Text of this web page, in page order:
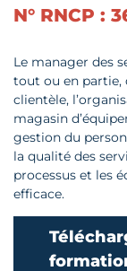
N° RNCP :
Le manager des
tout ou en partie,
clientèle,
magasin
gestion du
la qualité des
processus et les
efficace.